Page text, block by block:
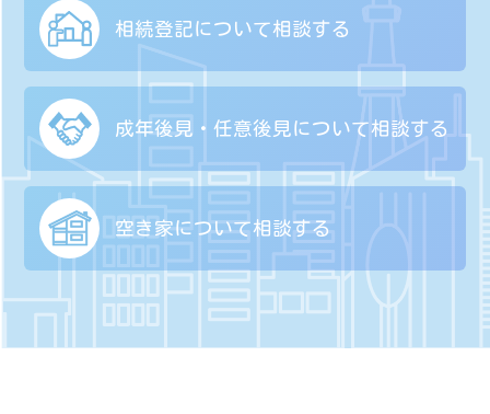
相続登記について相談する
成年後見・任意後見について相談する
空き家について相談する